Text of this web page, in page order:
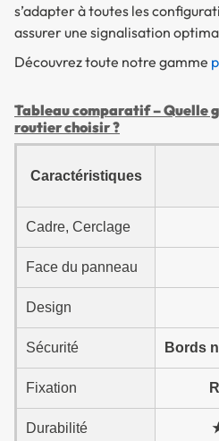
s’adapter à toutes les
assurer une signalisation
Découvrez toute notre gamme
Tableau comparatif – Quelle
routier choisir ?
Caractéristiques
Cadre, Cerclage
Face du panneau
Design
Sécurité Bords
Fixation
Durabilité